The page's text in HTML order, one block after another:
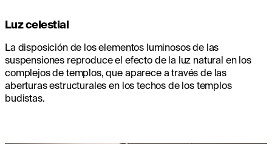
Luz celestial
La disposición de los elementos luminosos de las
suspensiones reproduce el efecto de la luz natural en los
complejos de templos, que aparece a través de las
aberturas estructurales en los techos de los templos
budistas.